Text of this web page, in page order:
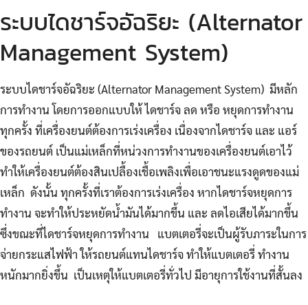
ระบบไดชาร์จอัฉริยะ (Alternator
Management System)
ระบบไดชาร์จอัฉริยะ (Alternator Management System) มีหลัก
การทำงาน โดยการออกแบบให้ ไดชาร์จ ลด หรือ หยุดการทำงาน
ทุกครั้ง ที่เครื่องยนต์ต้องการเร่งเครื่อง เนื่องจากไดชาร์จ และ แอร์
ของรถยนต์ เป็นแม่เหล็กที่หน่วงการทำงานของเครื่องยนต์เอาไว้
ทำให้เครื่องยนต์ต้องสินเปลื้องเชื้อเพลิงเพื่อเอาชนะแรงดูดของแม่
เหล็ก ดังนั้น ทุกครั้งที่เราต้องการเร่งเครื่อง หากไดชาร์จหยุดการ
ทำงาน จะทำให้ประหยัดน้ำมันได้มากขึ้น และ ลดไอเสียได้มากขึ้น
ซึ่งขณะที่ไดชาร์จหยุดการทำงาน แบตเตอรี่จะเป็นผู้รับภาระในการ
จ่ายกระแสไฟฟ้า ให้รถยนต์แทนไดชาร์จ ทำให้แบตเตอรี่ ทำงาน
หนักมากยิ่งขึ้น เป็นเหตุให้แบตเตอรี่ทั่วไป มีอายุการใช้งานที่สั้นลง